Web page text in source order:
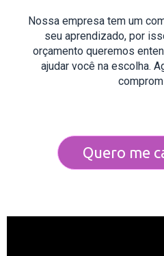
Nossa empresa tem um
seu aprendizado, por
orçamento queremos
ajudar você na escolha.
Quero me